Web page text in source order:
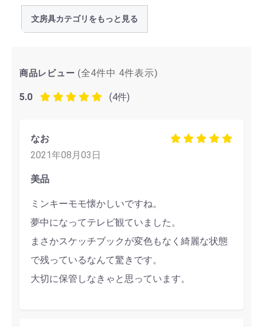
文房具カテゴリをもっと見る
商品レビュー (全4件中 4件表示)
5.0 (4件)
なお
2021年08月03日
美品
ミンキーモモ懐かしいですね。
夢中になってテレビ観ていました。
まさかスケッチブックが変色もなく綺麗な状態
で残っているなんて驚きです。
大切に保管しなきゃと思っています。